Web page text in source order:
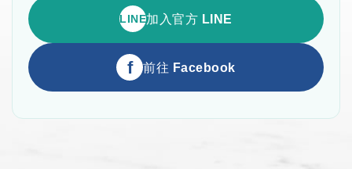
LINE加入官方 LINE
f 前往 Facebook